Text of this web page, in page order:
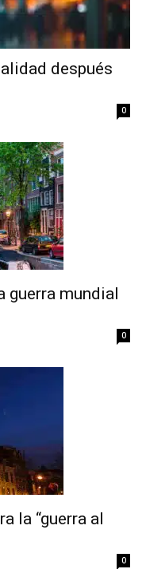
después
0
guerra mundial
0
la “guerra al
0